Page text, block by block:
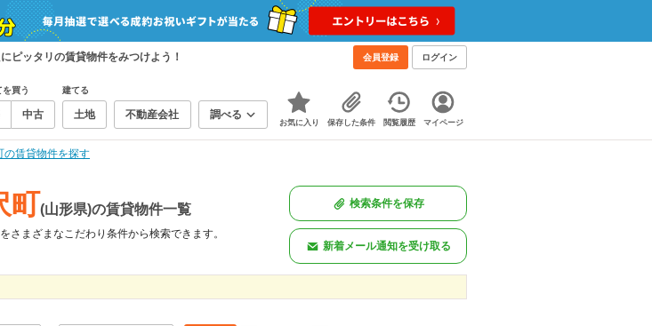
ピッタリの賃貸物件をみつけよう！ 会員登録 ログイン
買う
中古
建てる
土地 不動産会社 調べる
お気に入り 保存した条件 閲覧履歴 マイページ
の賃貸物件を探す
町(山形県)の賃貸物件一覧
さまざまなこだわり条件から検索できます。
検索条件を保存
新着メール通知を受け取る